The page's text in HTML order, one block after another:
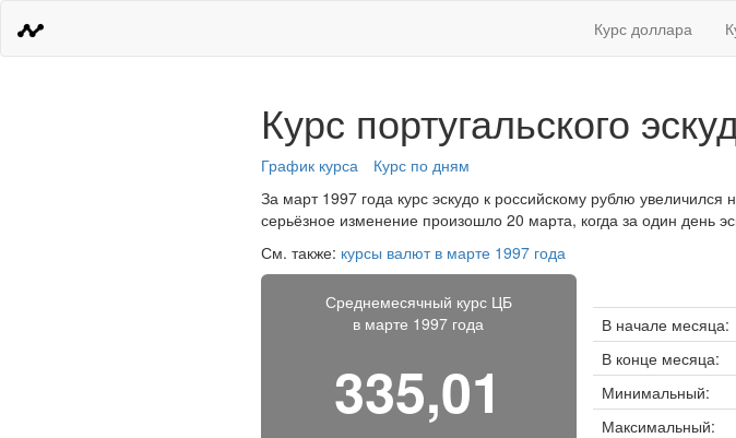
Курс доллара
Курс португальского
График курса
Курс по дням
За март 1997 года курс эскудо к российскому рублю
серьёзное изменение произошло 20 марта, когда за один день
См. также: курсы валют в марте 1997 года
Среднемесячный курс ЦБ
в марте 1997 года
335,01
В начале месяца:
В конце месяца:
Минимальный:
Максимальный: